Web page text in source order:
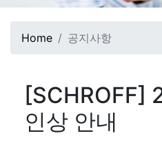
Home 공지사항
[SCHROFF]
인상 안내